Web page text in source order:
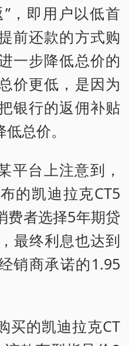
，即用户以低首
前还款的方式购
一步降低总价的
价更低，是因为
银行的返佣补贴
总价。
平台上注意到，
的凯迪拉克CT5
费者选择5年期贷
最终利息也达到
销商承诺的1.95
买的凯迪拉克CT